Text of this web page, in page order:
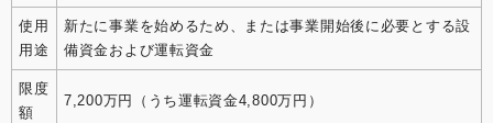
使用
用途
新たに事業を始めるため、または事業開始後に必要とする設
備資金および運転資金
限度
額
7,200万円（うち運転資金4,800万円）